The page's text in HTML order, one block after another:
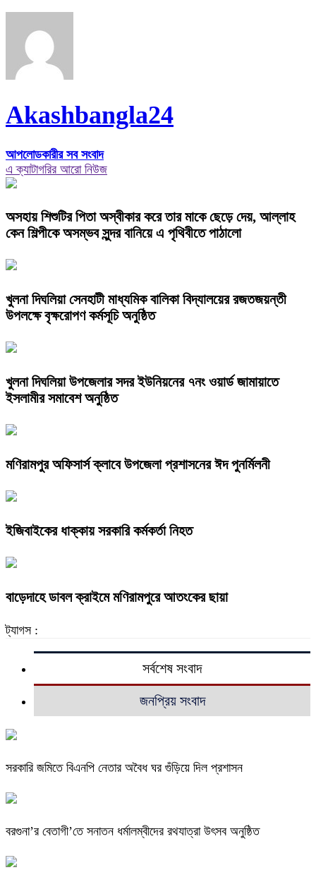
Akashbangla24
আপলোডকারীর সব সংবাদ
এ ক্যাটাগরির আরো নিউজ
অসহায় শিশুটির পিতা অস্বীকার করে তার মাকে ছেড়ে দেয়, আল্লাহ
কেন শিল্পীকে অসম্ভব সুন্দর বানিয়ে এ পৃথিবীতে পাঠালো
খুলনা দিঘলিয়া সেনহাটী মাধ্যমিক বালিকা বিদ্যালয়ের রজতজয়ন্তী
উপলক্ষে বৃক্ষরোপণ কর্মসূচি অনুষ্ঠিত
খুলনা দিঘলিয়া উপজেলার সদর ইউনিয়নের ৭নং ওয়ার্ড জামায়াতে
ইসলামীর সমাবেশ অনুষ্ঠিত
মণিরামপুর অফিসার্স ক্লাবে উপজেলা প্রশাসনের ঈদ পুনর্মিলনী
ইজিবাইকের ধাক্কায় সরকারি কর্মকর্তা নিহত
বাড়েদাহে ডাবল ক্রাইমে মণিরামপুরে আতংকের ছায়া
ট্যাগস :
সর্বশেষ সংবাদ
জনপ্রিয় সংবাদ
সরকারি জমিতে বিএনপি নেতার অবৈধ ঘর গুঁড়িয়ে দিল প্রশাসন
বরগুনা’র বেতাগী’তে সনাতন ধর্মালম্বীদের রথযাত্রা উৎসব অনুষ্ঠিত